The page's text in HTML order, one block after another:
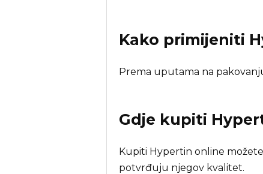
Kako primijeniti
Prema uputama na
Gdje kupiti
Kupiti Hypertin online
potvrđuju njegov kvalitet.